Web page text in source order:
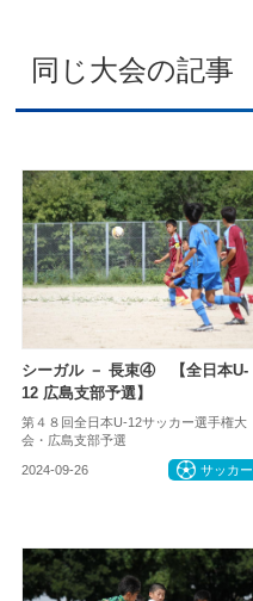
同じ大会の記事
シーガル － 長束④ 【全日本U-
12 広島支部予選】
第４８回全日本U-12サッカー選手権大
会・広島支部予選
2024-09-26 サッカー